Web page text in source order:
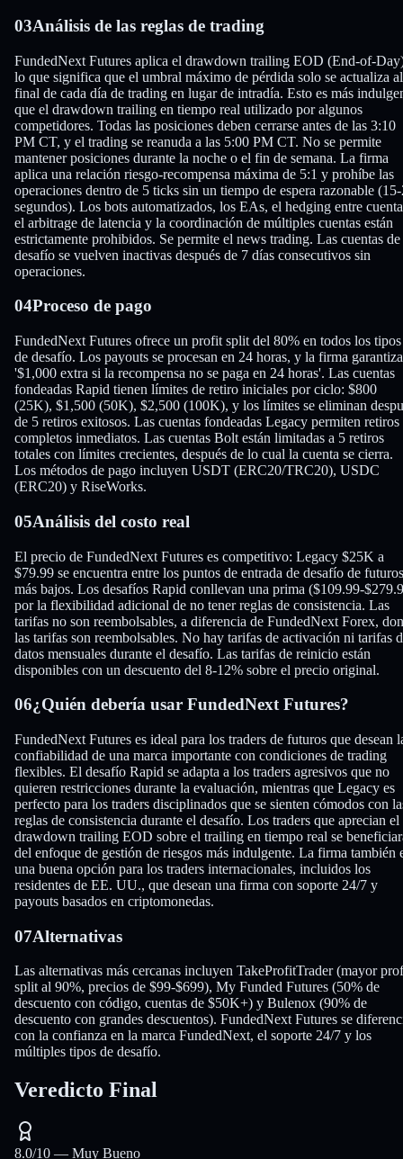
03Análisis de las reglas de trading
FundedNext Futures aplica el drawdown trailing EOD (End-of-
lo que significa que el umbral máximo de pérdida solo se actualiza al
final de cada día de trading en lugar de intradía. Esto es más
que el drawdown trailing en tiempo real utilizado por algunos
competidores. Todas las posiciones deben cerrarse antes de las 3:10
PM CT, y el trading se reanuda a las 5:00 PM CT. No se permite
mantener posiciones durante la noche o el fin de semana. La firma
aplica una relación riesgo-recompensa máxima de 5:1 y prohíbe las
operaciones dentro de 5 ticks sin un tiempo de espera razonable
segundos). Los bots automatizados, los EAs, el hedging entre
el arbitrage de latencia y la coordinación de múltiples cuentas están
estrictamente prohibidos. Se permite el news trading. Las cuentas de
desafío se vuelven inactivas después de 7 días consecutivos sin
operaciones.
04Proceso de pago
FundedNext Futures ofrece un profit split del 80% en todos los tipos
de desafío. Los payouts se procesan en 24 horas, y la firma garantiza
'$1,000 extra si la recompensa no se paga en 24 horas'. Las cuentas
fondeadas Rapid tienen límites de retiro iniciales por ciclo: $800
(25K), $1,500 (50K), $2,500 (100K), y los límites se eliminan
de 5 retiros exitosos. Las cuentas fondeadas Legacy permiten retiros
completos inmediatos. Las cuentas Bolt están limitadas a 5 retiros
totales con límites crecientes, después de lo cual la cuenta se cierra.
Los métodos de pago incluyen USDT (ERC20/TRC20), USDC
(ERC20) y RiseWorks.
05Análisis del costo real
El precio de FundedNext Futures es competitivo: Legacy $25K a
$79.99 se encuentra entre los puntos de entrada de desafío de futuros
más bajos. Los desafíos Rapid conllevan una prima ($109.99-
por la flexibilidad adicional de no tener reglas de consistencia. Las
tarifas no son reembolsables, a diferencia de FundedNext Forex,
las tarifas son reembolsables. No hay tarifas de activación ni tarifas
datos mensuales durante el desafío. Las tarifas de reinicio están
disponibles con un descuento del 8-12% sobre el precio original.
06¿Quién debería usar FundedNext Futures?
FundedNext Futures es ideal para los traders de futuros que desean
confiabilidad de una marca importante con condiciones de trading
flexibles. El desafío Rapid se adapta a los traders agresivos que no
quieren restricciones durante la evaluación, mientras que Legacy es
perfecto para los traders disciplinados que se sienten cómodos con
reglas de consistencia durante el desafío. Los traders que aprecian el
drawdown trailing EOD sobre el trailing en tiempo real se
del enfoque de gestión de riesgos más indulgente. La firma también
una buena opción para los traders internacionales, incluidos los
residentes de EE. UU., que desean una firma con soporte 24/7 y
payouts basados en criptomonedas.
07Alternativas
Las alternativas más cercanas incluyen TakeProfitTrader (mayor
split al 90%, precios de $99-$699), My Funded Futures (50% de
descuento con código, cuentas de $50K+) y Bulenox (90% de
descuento con grandes descuentos). FundedNext Futures se
con la confianza en la marca FundedNext, el soporte 24/7 y los
múltiples tipos de desafío.
Veredicto Final
8.0/10 — Muy Bueno